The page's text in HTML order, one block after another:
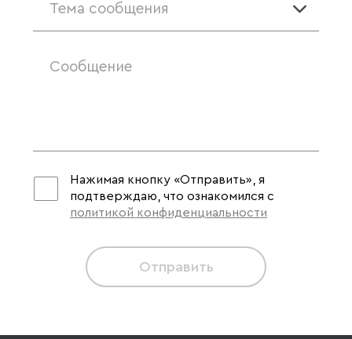
Тема сообщения
Нажимая кнопку «Отправить», я
подтверждаю, что ознакомился с
политикой конфиденциальности
Отправить